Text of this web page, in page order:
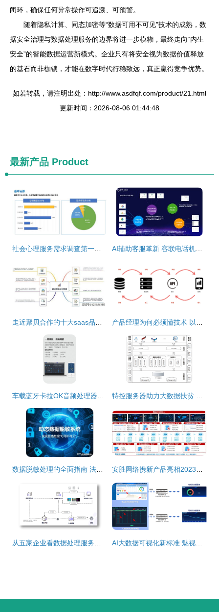
闭环，确保任何异常操作可追溯、可预警。
随着隐私计算、同态加密等“数据可用不可见”技术的成熟，数
据安全治理与数据处理服务的边界将进一步模糊，最终走向“内生
安全”的智能数据运营新模式。企业只有将安全视为数据价值释放
的基石而非枷锁，才能在数字时代行稳致远，真正赢得竞争优势。
如若转载，请注明出处：http://www.asdfqf.com/product/21.html
更新时间：2026-08-06 01:44:48
最新产品 Product
社会心理服务需求调查第一站 数据详解与处理服务 AI辅助客服革新 容联电话机器人如何重塑行业数据处理服务
走近聚贝合作的十大saas品牌系列之三 爱宝、菲特与数据处理服务的融合之道 产品经理为何必须懂技术 以数据处理服务为例
车载蓝牙卡拉OK音频处理器试用 从此K歌，随时随地，安排！ 特控服务器助力大数据扶贫 精准处理与乡村治理的数字化革命
数据脱敏处理的全面指南 法律框架、政策要求与操作方式 安胜网络携新产品亮相2023美亚柏科“智会”生态合作大会\u2014\u2014共绘数据处理服务新篇章
从五家企业看数据处理服务的未来图谱 | CCF-GAIR 2020 洞察 AI大数据可视化新标准 魅视发明专利产品深度解析